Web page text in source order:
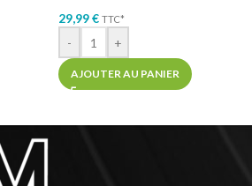
29,99€ TTC*
- +
AJOUTER AU PANIER